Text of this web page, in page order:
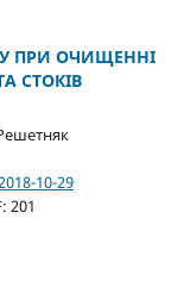
ПРИ ОЧИЩЕННІ
СТОКІВ
10-29
201